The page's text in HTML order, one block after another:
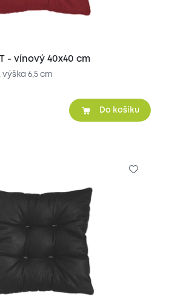
- vínový 40x40 cm
výška 6,5 cm
Do košíku